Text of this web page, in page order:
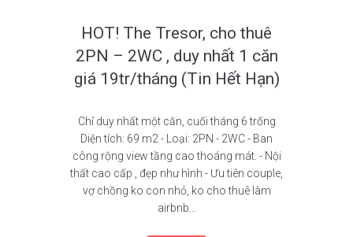
HOT! The Tresor, cho thuê
2PN – 2WC , duy nhất 1 căn
giá 19tr/tháng (Tin Hết Hạn)
Chỉ duy nhất một căn, cuối tháng 6 trống
Diện tích: 69 m2 - Loại: 2PN - 2WC - Ban
công rộng view tầng cao thoáng mát. - Nội
thất cao cấp , đẹp như hình - Ưu tiên couple,
vợ chồng ko con nhỏ, ko cho thuê làm
airbnb...